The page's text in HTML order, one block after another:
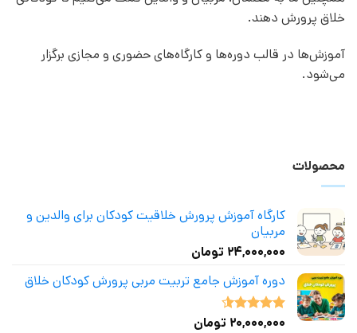
خلاق پرورش دهند.
آموزش‌ها در قالب دوره‌ها و کارگاه‌های حضوری و مجازی برگزار
می‌شود.
محصولات
کارگاه آموزش پرورش خلاقیت کودکان برای والدین و
مربیان
۲۴,۰۰۰,۰۰۰ تومان
دوره آموزش جامع تربیت مربی پرورش کودکان خلاق
نمره4.50
۲۰,۰۰۰,۰۰۰ تومان